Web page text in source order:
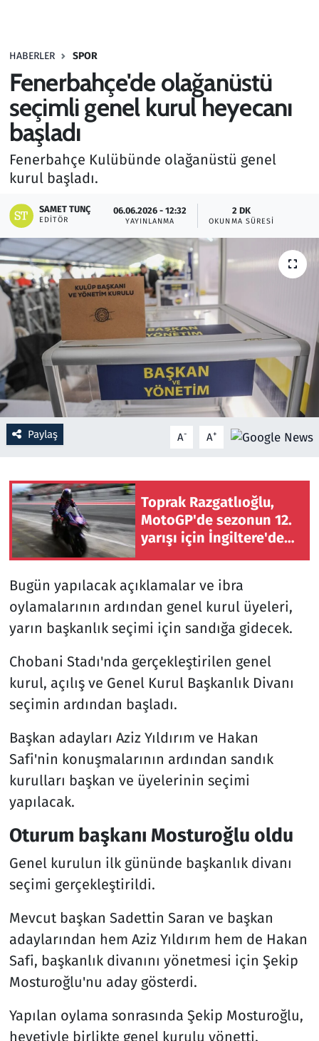
HABERLER SPOR
Fenerbahçe'de olağanüstü
seçimli genel kurul heyecanı
başladı
Fenerbahçe Kulübünde olağanüstü genel
kurul başladı.
SAMET TUNÇ
EDITÖR
06.06.2026 - 12:32
YAYINLANMA
2 DK
OKUNMA SÜRESI
Paylaş A- A+
Toprak Razgatlıoğlu,
MotoGP'de sezonun 12.
yarışı için İngiltere'de
Bugün yapılacak açıklamalar ve ibra
oylamalarının ardından genel kurul üyeleri,
yarın başkanlık seçimi için sandığa gidecek.
Chobani Stadı'nda gerçekleştirilen genel
kurul, açılış ve Genel Kurul Başkanlık Divanı
seçimin ardından başladı.
Başkan adayları Aziz Yıldırım ve Hakan
Safi'nin konuşmalarının ardından sandık
kurulları başkan ve üyelerinin seçimi
yapılacak.
Oturum başkanı Mosturoğlu oldu
Genel kurulun ilk gününde başkanlık divanı
seçimi gerçekleştirildi.
Mevcut başkan Sadettin Saran ve başkan
adaylarından hem Aziz Yıldırım hem de Hakan
Safi, başkanlık divanını yönetmesi için Şekip
Mosturoğlu'nu aday gösterdi.
Yapılan oylama sonrasında Şekip Mosturoğlu,
heyetiyle birlikte genel kurulu yönetti.
Haber
Kültür Sanat
Kurumsal Haberler
Lezzet Durağı
Memur ve Kamu
Otomobil
Oyun
Ramazan
Resmi İlanlar
Rüya Tabirleri
Sağlık
Seçim 2023
Spor
Televizyon